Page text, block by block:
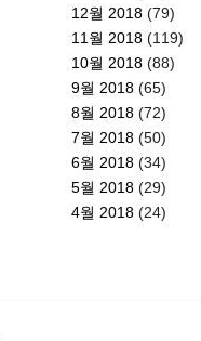
12월 2018 (79)
11월 2018 (119)
10월 2018 (88)
9월 2018 (65)
8월 2018 (72)
7월 2018 (50)
6월 2018 (34)
5월 2018 (29)
4월 2018 (24)